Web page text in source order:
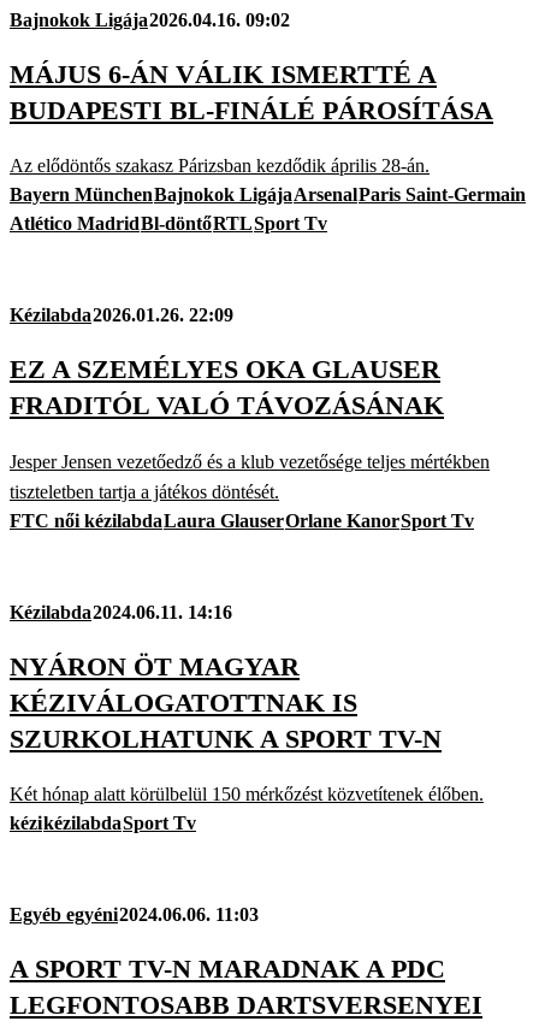
Bajnokok Ligája2026.04.16. 09:02
MÁJUS 6-ÁN VÁLIK ISMERTTÉ A
BUDAPESTI BL-FINÁLÉ PÁROSÍTÁSA
Az elődöntős szakasz Párizsban kezdődik április 28-án.
Bayern MünchenBajnokok LigájaArsenalParis Saint-Germain
Atlético MadridBl-döntőRTLSport Tv
Kézilabda2026.01.26. 22:09
EZ A SZEMÉLYES OKA GLAUSER
FRADITÓL VALÓ TÁVOZÁSÁNAK
Jesper Jensen vezetőedző és a klub vezetősége teljes mértékben
tiszteletben tartja a játékos döntését.
FTC női kézilabdaLaura GlauserOrlane KanorSport Tv
Kézilabda2024.06.11. 14:16
NYÁRON ÖT MAGYAR
KÉZIVÁLOGATOTTNAK IS
SZURKOLHATUNK A SPORT TV-N
Két hónap alatt körülbelül 150 mérkőzést közvetítenek élőben.
kézikézilabdaSport Tv
Egyéb egyéni2024.06.06. 11:03
A SPORT TV-N MARADNAK A PDC
LEGFONTOSABB DARTSVERSENYEI